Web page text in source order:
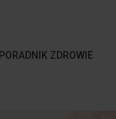
PORADNIK ZDROWIE